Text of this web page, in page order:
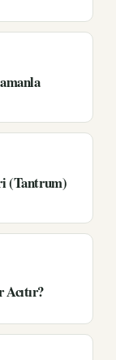
(Tantrum)